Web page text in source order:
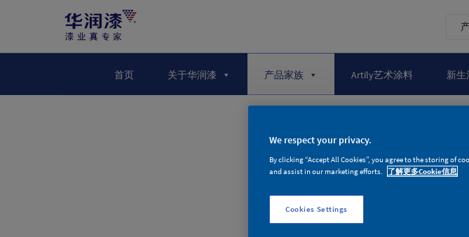
台
首页 关于华润漆 产品家族 Artily艺术涂料 新生
产
为环保健康
We respect your privacy.
By clicking “Accept All Cookies”, you agree to the storing of
and assist in our marketing efforts.
了解更多Cookie信息
Cookies Settings